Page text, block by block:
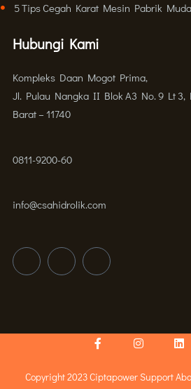
5 Tips Cegah Karat Mesin Pabrik
Hubungi Kami
Kompleks Daan Mogot Prima,
Jl. Pulau Nangka II Blok A3 No. 9 Lt 3,
Barat – 11740
0811-9200-60
info@csahidrolik.com
Facebook-
f
Instagram
Copyright 2023 Ciptapower Support